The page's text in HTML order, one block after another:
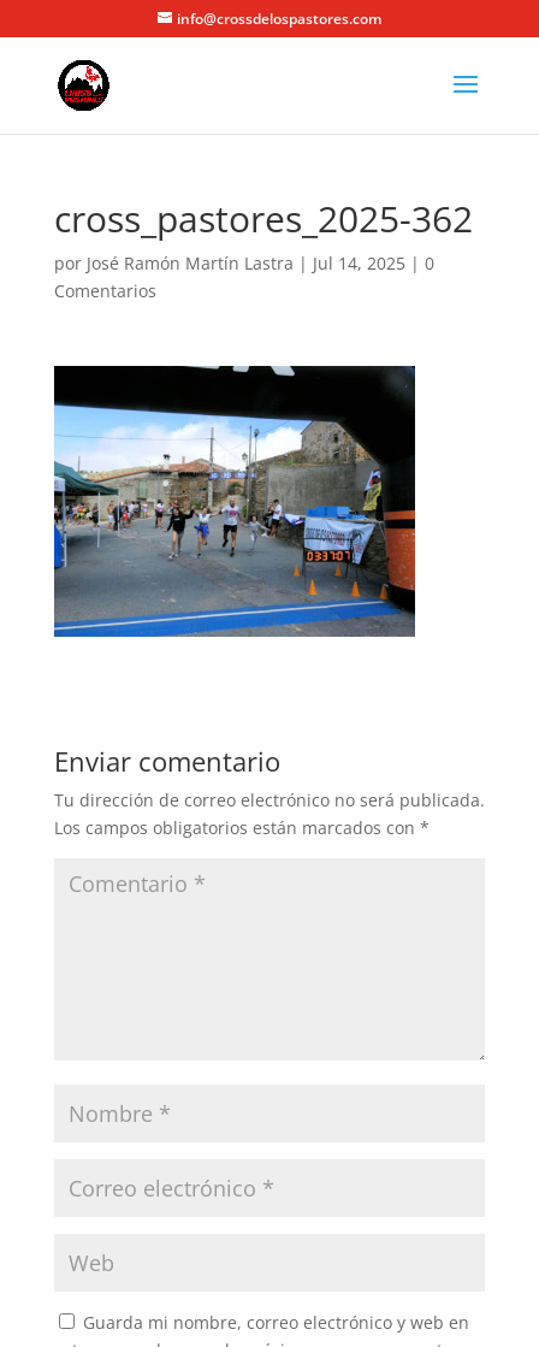
info@crossdelospastores.com
cross_pastores_2025-362
por José Ramón Martín Lastra | Jul 14, 2025| 0
Comentarios
Enviar comentario
Tu dirección de correo electrónico no será publicada.
Los campos obligatorios están marcados con *
Guarda mi nombre, correo electrónico y web en